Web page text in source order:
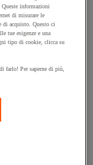
delle
informazioni
di misurare le
di acquisto. Questo ci
tue esigenze e una
tipo di cookie, clicca su
farlo! Per saperne di più,